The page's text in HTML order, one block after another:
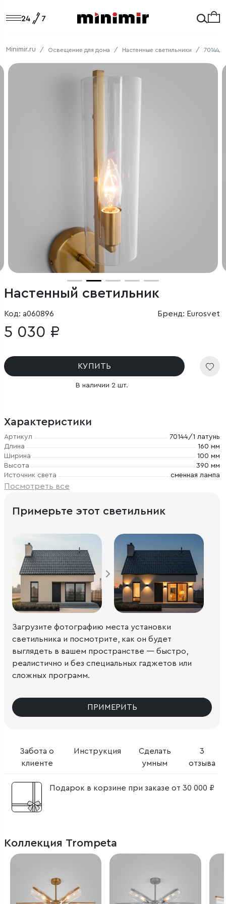
Minimir.ru Освещение для дома Настенные светильники 70144/1
Настенный светильник
Код: a060896 Бренд: Eurosvet
5 030 ₽
КУПИТЬ
В наличии 2 шт.
Характеристики
Артикул
70144/1 латунь
Длина
160 мм
Ширина
100 мм
Высота
390 мм
Источник света
сменная лампа
Посмотреть все
Забота о
клиенте
Инструкция
Сделать
умным
3
отзыва
Подарок в корзине при заказе от 30 000 ₽
Примерьте этот светильник
Загрузите фотографию места установки
светильника и посмотрите, как он будет
выглядеть в вашем пространстве — быстро,
реалистично и без специальных гаджетов или
сложных программ.
ПРИМЕРИТЬ
Коллекция Trompeta